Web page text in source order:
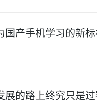
国产手机学习的新
展的路上终究只是